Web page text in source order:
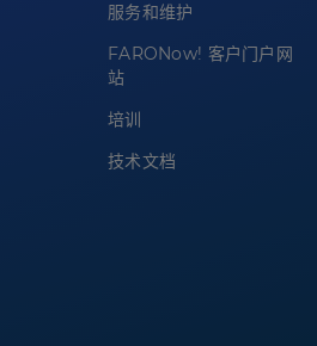
服务和维护
FARONow! 客户门户网
站
培训
技术文档